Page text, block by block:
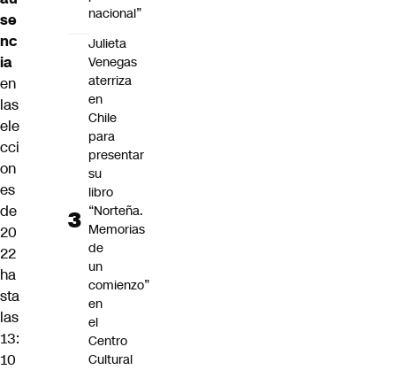
se
nc
ia
en
las
ele
cci
on
es
de
20
22
ha
sta
las
13:
10
nacional”
Julieta
Venegas
aterriza
en
Chile
para
presentar
su
libro
“Norteña.
Memorias
de
un
comienzo”
en
el
Centro
Cultural